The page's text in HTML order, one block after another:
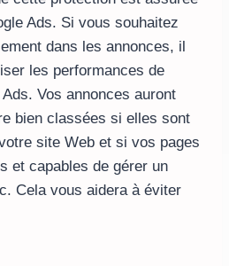
Ads. Si vous souhaitez
dans les annonces, il
les performances de
Vos annonces auront
bien classées si elles sont
site Web et si vos pages
et capables de gérer un
Cela vous aidera à éviter